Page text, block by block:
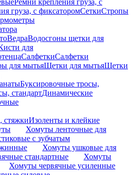
груза, с фиксаторомСеткиСтропы
ВедраВодосгоны щетки для
для
СалфеткиСалфетки
для мытьяЩетки для мытьяЩетки
Буксировочные тросы,
стандартДинамические
стяжкиИзоленты и клейкие
Хомуты ленточные для
с зубчатым
Хомуты ушковые для
стандартные
Хомуты
Хомуты червячные усиленные